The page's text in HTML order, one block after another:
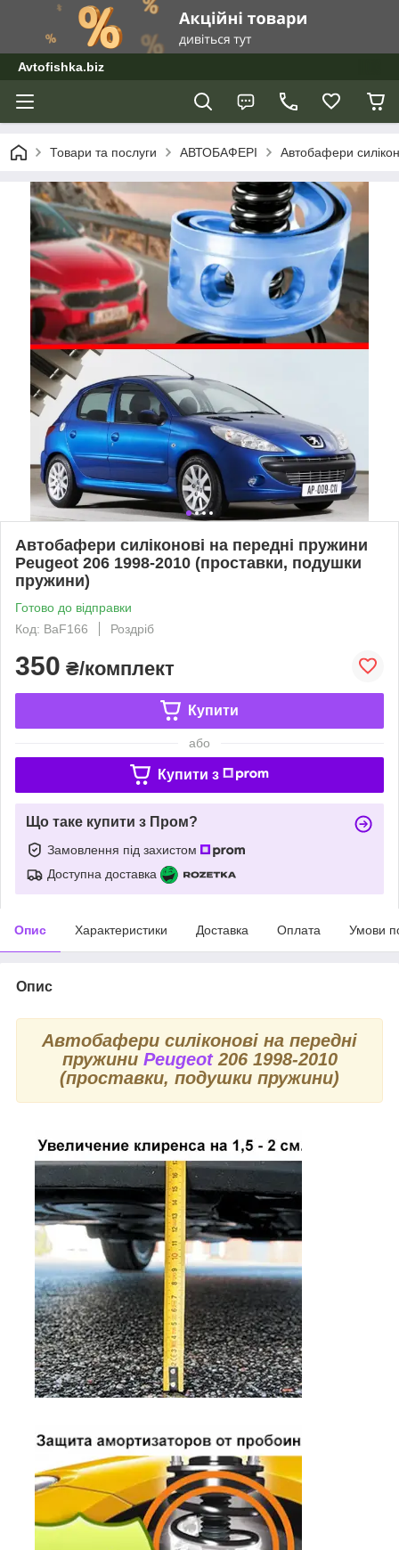
Avtofishka.biz
Товари та послуги АВТОБАФЕРІ Автобафери
Автобафери силіконові на передні пружини
Peugeot 206 1998-2010 (проставки, подушки
пружини)
Готово до відправки
Код: BaF166
Роздріб
350 ₴/комплект
Купити
або
Купити з
Що таке купити з Пром?
Замовлення під захистом
Доступна доставка
Опис Характеристики Доставка Оплата Умови
Опис
Автобафери силіконові на передні
пружини Peugeot206 1998-2010
(проставки, подушки пружини)